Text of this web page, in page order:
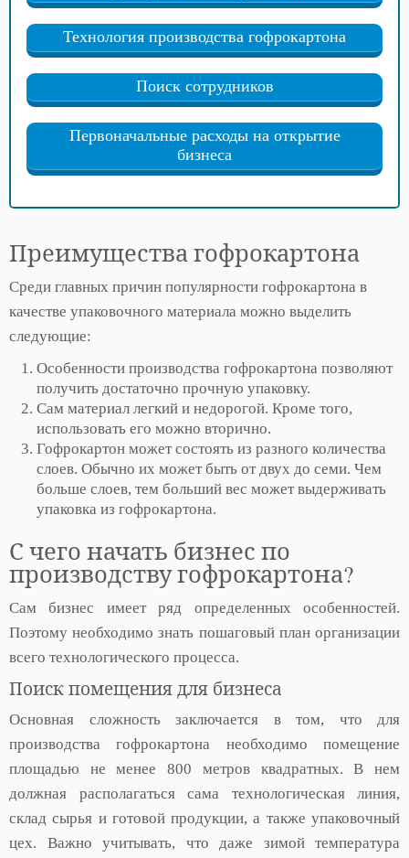
Технология производства гофрокартона
Поиск сотрудников
Первоначальные расходы на открытие
бизнеса
Преимущества гофрокартона
Среди главных причин популярности гофрокартона в
качестве упаковочного материала можно выделить
следующие:
Особенности производства гофрокартона позволяют
получить достаточно прочную упаковку.
Сам материал легкий и недорогой. Кроме того,
использовать его можно вторично.
Гофрокартон может состоять из разного количества
слоев. Обычно их может быть от двух до семи. Чем
больше слоев, тем больший вес может выдерживать
упаковка из гофрокартона.
С чего начать бизнес по
производству гофрокартона?
Сам бизнес имеет ряд определенных особенностей.
Поэтому необходимо знать пошаговый план организации
всего технологического процесса.
Поиск помещения для бизнеса
Основная сложность заключается в том, что для
производства гофрокартона необходимо помещение
площадью не менее 800 метров квадратных. В нем
должная располагаться сама технологическая линия,
склад сырья и готовой продукции, а также упаковочный
цех. Важно учитывать, что даже зимой температура